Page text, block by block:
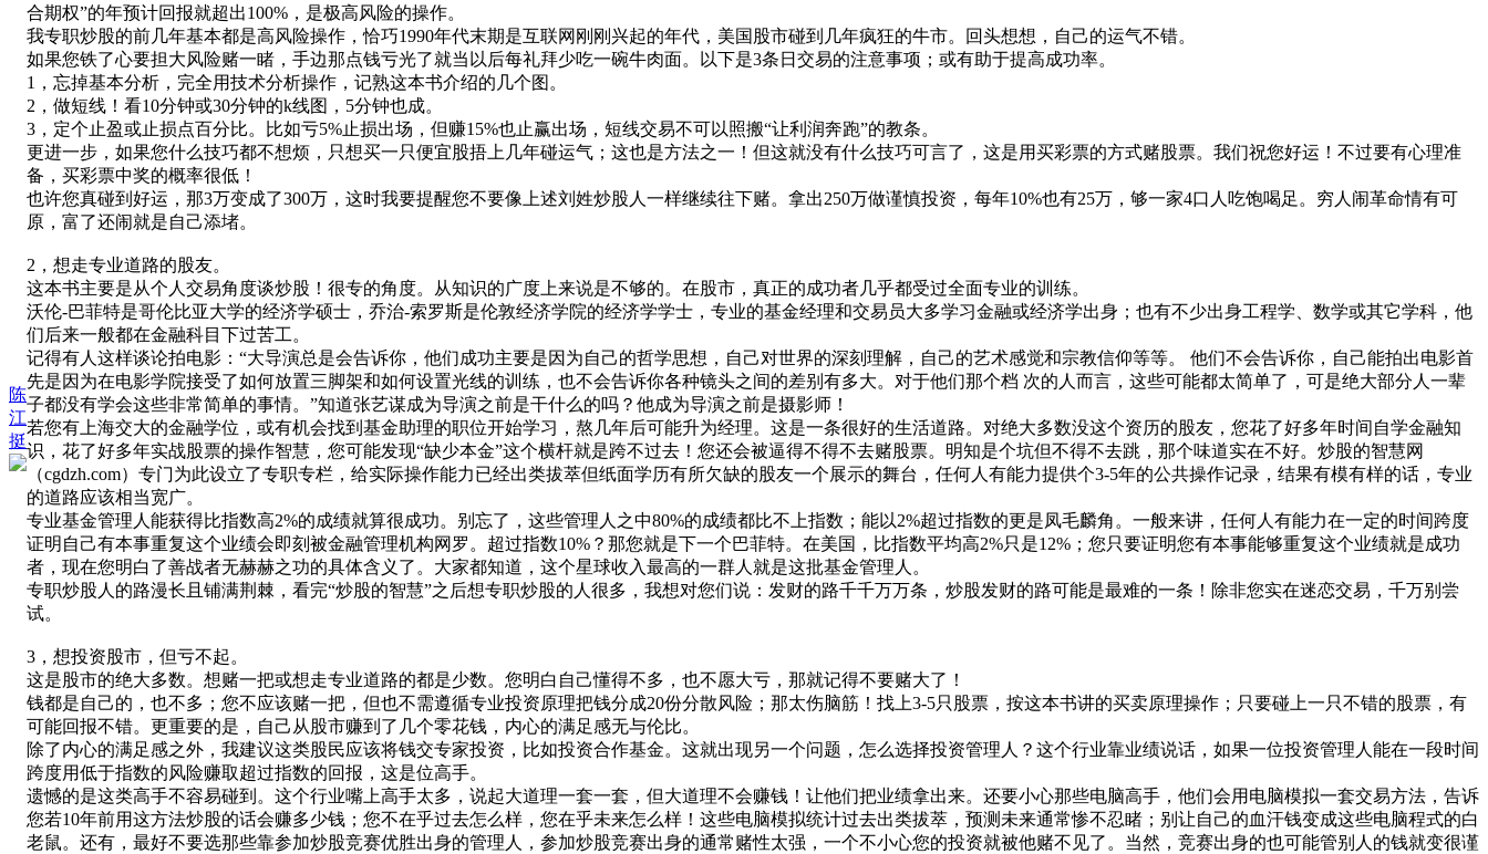
陈
江
挺
合期权”的年预计回报就超出100%，是极高风险的操作。
我专职炒股的前几年基本都是高风险操作，恰巧1990年代末期是互联网刚刚兴起的年代，美国股市碰到几年疯狂的牛市。回头想想，自己的运气不错。
如果您铁了心要担大风险赌一睹，手边那点钱亏光了就当以后每礼拜少吃一碗牛肉面。以下是3条日交易的注意事项；或有助于提高成功率。
1 ，忘掉基本分析，完全用技术分析操作，记熟这本书介绍的几个图。
2 ，做短线！看10分钟或30分钟的k线图， 5分钟也成。
3 ，定个止盈或止损点百分比。比如亏5%止损出场，但赚15%也止赢出场，短线交易不可以照搬“让利润奔跑”的教条。
更进一步，如果您什么技巧都不想烦，只想买一只便宜股捂上几年碰运气；这也是方法之一！但这就没有什么技巧可言了，这是用买彩票的方式赌股票。我们祝您好运！不过要有心理准
备，买彩票中奖的概率很低！
也许您真碰到好运，那3万变成了300万，这时我要提醒您不要像上述刘姓炒股人一样继续往下赌。拿出250万做谨慎投资，每年10%也有25万，够一家4口人吃饱喝足。穷人闹革命情有可
原，富了还闹就是自己添堵。
2，想走专业道路的股友。
这本书主要是从个人交易角度谈炒股！很专的角度。从知识的广度上来说是不够的。在股市，真正的成功者几乎都受过全面专业的训练。
沃伦-巴菲特是哥伦比亚大学的经济学硕士，乔治-索罗斯是伦敦经济学院的经济学学士，专业的基金经理和交易员大多学习金融或经济学出身；也有不少出身工程学、数学或其它学科，他
们后来一般都在金融科目下过苦工。
记得有人这样谈论拍电影：“大导演总是会告诉你，他们成功主要是因为自己的哲学思想，自己对世界的深刻理解，自己的艺术感觉和宗教信仰等等。 他们不会告诉你，自己能拍出电影首
先是因为在电影学院接受了如何放置三脚架和如何设置光线的训练，也不会告诉你各种镜头之间的差别有多大。对于他们那个档 次的人而言，这些可能都太简单了，可是绝大部分人一辈
子都没有学会这些非常简单的事情。”知道张艺谋成为导演之前是干什么的吗？他成为导演之前是摄影师！
若您有上海交大的金融学位，或有机会找到基金助理的职位开始学习，熬几年后可能升为经理。这是一条很好的生活道路。对绝大多数没这个资历的股友，您花了好多年时间自学金融知
识，花了好多年实战股票的操作智慧，您可能发现“缺少本金”这个横杆就是跨不过去！您还会被逼得不得不去赌股票。明知是个坑但不得不去跳，那个味道实在不好。炒股的智慧网
（cgdzh.com）专门为此设立了专职专栏，给实际操作能力已经出类拔萃但纸面学历有所欠缺的股友一个展示的舞台，任何人有能力提供个3-5年的公共操作记录，结果有模有样的话，专业
的道路应该相当宽广。
专业基金管理人能获得比指数高2%的成绩就算很成功。别忘了，这些管理人之中80%的成绩都比不上指数；能以2%超过指数的更是凤毛麟角。一般来讲，任何人有能力在一定的时间跨度
证明自己有本事重复这个业绩会即刻被金融管理机构网罗。超过指数10%？那您就是下一个巴菲特。在美国，比指数平均高2%只是12%；您只要证明您有本事能够重复这个业绩就是成功
者，现在您明白了善战者无赫赫之功的具体含义了。大家都知道，这个星球收入最高的一群人就是这批基金管理人。
专职炒股人的路漫长且铺满荆棘，看完“炒股的智慧”之后想专职炒股的人很多，我想对您们说：发财的路千千万万条，炒股发财的路可能是最难的一条！除非您实在迷恋交易，千万别尝
试。
3，想投资股市，但亏不起。
这是股市的绝大多数。想赌一把或想走专业道路的都是少数。您明白自己懂得不多，也不愿大亏，那就记得不要赌大了！
钱都是自己的，也不多；您不应该赌一把，但也不需遵循专业投资原理把钱分成20份分散风险；那太伤脑筋！找上3-5只股票，按这本书讲的买卖原理操作；只要碰上一只不错的股票，有
可能回报不错。更重要的是，自己从股市赚到了几个零花钱，内心的满足感无与伦比。
除了内心的满足感之外，我建议这类股民应该将钱交专家投资，比如投资合作基金。这就出现另一个问题，怎么选择投资管理人？这个行业靠业绩说话，如果一位投资管理人能在一段时间
跨度用低于指数的风险赚取超过指数的回报，这是位高手。
遗憾的是这类高手不容易碰到。这个行业嘴上高手太多，说起大道理一套一套，但大道理不会赚钱！让他们把业绩拿出来。还要小心那些电脑高手，他们会用电脑模拟一套交易方法，告诉
您若10年前用这方法炒股的话会赚多少钱；您不在乎过去怎么样，您在乎未来怎么样！这些电脑模拟统计过去出类拔萃，预测未来通常惨不忍睹；别让自己的血汗钱变成这些电脑程式的白
老鼠。还有，最好不要选那些靠参加炒股竞赛优胜出身的管理人，参加炒股竞赛出身的通常赌性太强，一个不小心您的投资就被他赌不见了。当然，竞赛出身的也可能管别人的钱就变很谨